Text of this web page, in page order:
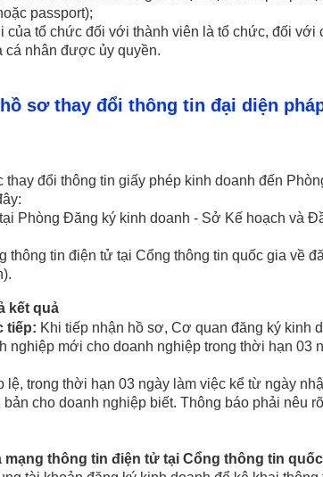
passport);
tổ chức đối với thành viên là tổ chức, đối với
nhân được ủy quyền.
sơ thay đổi thông tin đại diện
đổi thông tin giấy phép kinh doanh đến
Phòng Đăng ký kinh doanh - Sở Kế hoạch và
tin điện tử tại Cổng thông tin quốc gia về
kết quả
tiếp: Khi tiếp nhận hồ sơ, Cơ quan đăng ký kinh
nghiệp mới cho doanh nghiệp trong thời hạn 03
trong thời hạn 03 ngày làm việc kể từ ngày
cho doanh nghiệp biết. Thông báo phải nêu
thông tin điện tử tại Cổng thông tin